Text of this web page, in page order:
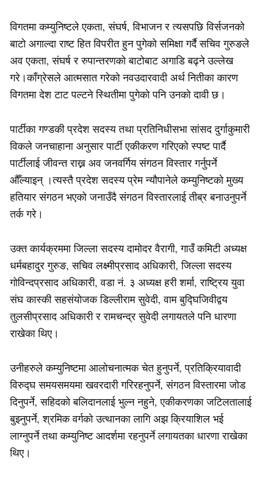
विगतमा कम्युनिष्टले एकता, संघर्ष, विभाजन र त्यसपछि विर्सजनको
बाटो अगाल्दा राष्ट हित विपरीत हुन पुगेको समिक्षा गर्दै सचिव गुरुङले
अव एकता, संघर्ष र रुपान्तरणको बाटोबाट अगाडि बढ्ने उल्लेख
गरे।काँग्रेसले आत्मसात गरेको नवउदारवादी अर्थ नितीका कारण
विगतमा देश टाट पल्टने स्थितीमा पुगेको पनि उनको दावी छ।
पार्टीका गण्डकी प्रदेश सदस्य तथा प्रतिनिधीसभा सांसद दुर्गाकुमारी
विकले जनचाहाना अनुसार पार्टी एकीकरण गरिएको स्पष्ट पार्दै
पार्टीलाई जीवन्त राख्न अव जनवर्गिय संगठन विस्तार गर्नुपर्ने
औँल्याइन् ।त्यस्तै प्रदेश सदस्य प्रेम न्यौपानेले कम्युनिष्टको मुख्य
हतियार संगठन भएको जनाउँदै संगठन विस्तारलाई तीब्र बनाउनुपर्ने
तर्क गरे।
उक्त कार्यक्रममा जिल्ला सदस्य दामोदर वैरागी, गाउँ कमिटी अध्यक्ष
धर्मबहादुर गुरुङ, सचिव लक्ष्मीप्रसाद अधिकारी, जिल्ला सदस्य
गोविन्दप्रसाद अधिकारी, वडा नं. ३ अध्यक्ष हरी शर्मा, राष्ट्रिय युवा
संघ कास्की सहसंयोजक डिल्लीराम सुवेदी, वाम बुद्घिजिवीद्वय
तुलसीप्रसाद अधिकारी र रामचन्द्र सुवेदी लगायतले पनि धारणा
राखेका थिए।
उनीहरुले कम्युनिष्टमा आलोचनात्मक चेत हुनुपर्ने, प्रतिक्रियावादी
विरुद्घ समयसमयमा खवरदारी गरिरहनुपर्ने, संगठन विस्तारमा जोड
दिनुपर्ने, सहिदको बलिदानलाई भुल्न नहुने, एकीकरणका जटिलतालाई
बुझ्नुपर्ने, श्रमिक वर्गको उत्थानका लागि अझ क्रियाशिल भई
लाग्नुपर्ने तथा कम्युनिष्ट आदर्शमा रहनुपर्ने लगायतका धारणा राखेका
थिए।